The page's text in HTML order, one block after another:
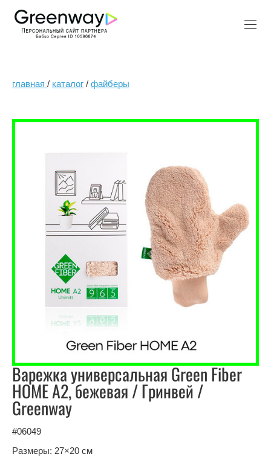
главная / каталог / файберы
Варежка универсальная Green Fiber
HOME A2, бежевая / Гринвей /
Greenway
#06049
Размеры: 27×20 см